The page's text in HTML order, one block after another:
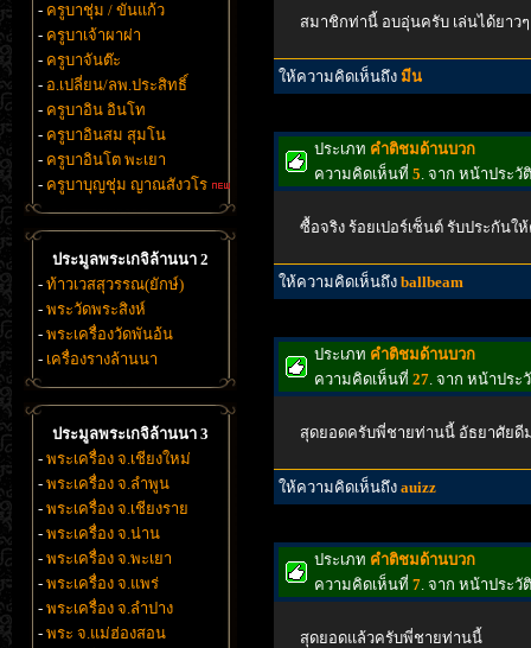
- ครูบาชุ่ม / ขันแก้ว
- ครูบาเจ้าผาผ่า
- ครูบาจันต๊ะ
- อ.เปลี่ยน/ลพ.ประสิทธิ์
- ครูบาอิน อินโท
- ครูบาอินสม สุมโน
- ครูบาอินโต พะเยา
- ครูบาบุญชุ่ม ญาณสังวโร
ประมูลพระเกจิล้านนา 2
- ท้าวเวสสุวรรณ(ยักษ์)
- พระวัดพระสิงห์
- พระเครื่องวัดพันอ้น
- เครื่องรางล้านนา
ประมูลพระเกจิล้านนา 3
- พระเครื่อง จ.เชียงใหม่
- พระเครื่อง จ.ลำพูน
- พระเครื่อง จ.เชียงราย
- พระเครื่อง จ.น่าน
- พระเครื่อง จ.พะเยา
- พระเครื่อง จ.แพร่
- พระเครื่อง จ.ลำปาง
- พระ จ.แม่ฮ่องสอน
สมาชิกท่านี้ อบอุ่นครับ เล่นได้ยาว
ให้ความคิดเห็นถึง มีน
ประเภท คำติชมด้านบวก
ความคิดเห็นที่ 5. จาก หน้าประวั
ซื้อจริง ร้อยเปอร์เซ็นต์ รับประกันใ
ให้ความคิดเห็นถึง ballbeam
ประเภท คำติชมด้านบวก
ความคิดเห็นที่ 27. จาก หน้าประ
สุดยอดครับพี่ชายท่านนี้ อัธยาศัยดี
ให้ความคิดเห็นถึง auizz
ประเภท คำติชมด้านบวก
ความคิดเห็นที่ 7. จาก หน้าประวั
สุดยอดแล้วครับพี่ชายท่านนี้